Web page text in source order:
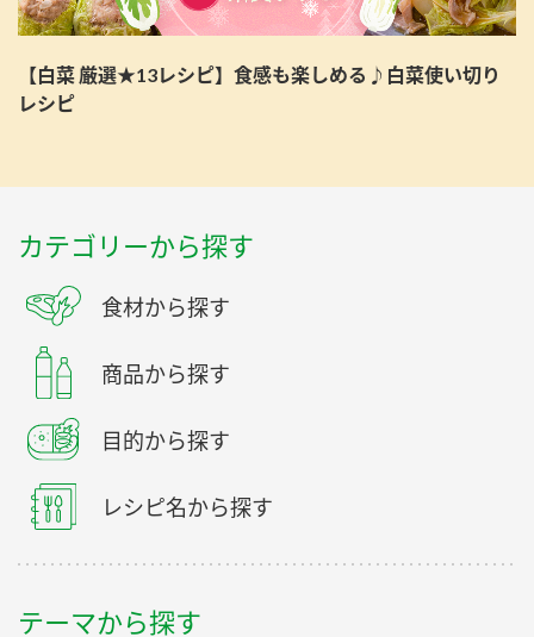
【白菜 厳選★13レシピ】食感も楽しめる♪白菜使い切り
レシピ
カテゴリーから探す
食材から探す
商品から探す
目的から探す
レシピ名から探す
テーマから探す